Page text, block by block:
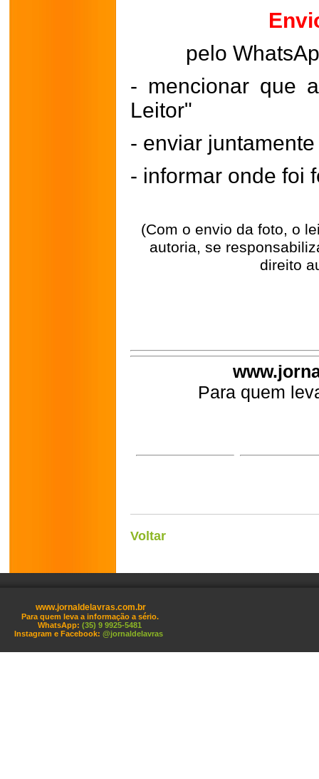
pelo
- mencionar que
Leitor"
- enviar
- informar onde foi
(Com o envio da foto, o
autoria, se
direito
Para quem
Voltar
www.jornaldelavras.com.br
Para quem leva a informação a sério.
WhatsApp: (35) 9 9925-5481
Instagram e Facebook: @jornaldelavras